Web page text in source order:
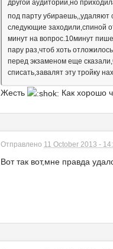
другой аудитории,но
под парту убираешь,,удаляют
следующие заходили,спиной
минут на вопрос.10минут
пару раз,чтоб хоть
перед экзаменом еще
списать,завалят эту тройку
Жесть Как хорошо
Отправлено 11 October 2013 -
Вот так вот,мне правда